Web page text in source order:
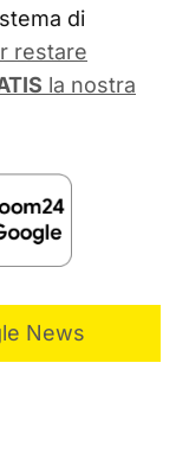
di
restare
la nostra
News